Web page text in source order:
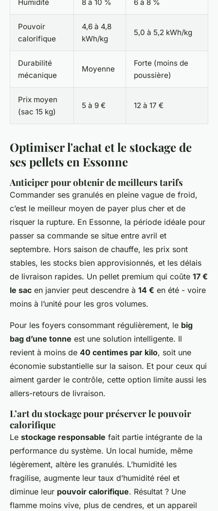
Humidité 8 à 10 % 6 à 8 %
Pouvoir
calorifique
4,6 à 4,8
kWh/kg
5,0 à 5,2 kWh/kg
Durabilité
mécanique
Moyenne
Forte (moins de
poussière)
Prix moyen
(sac 15 kg)
5 à 9 € 12 à 17 €
Optimiser l'achat et le stockage de
ses pellets en Essonne
Anticiper pour obtenir de meilleurs tarifs
Commander ses granulés en pleine vague de froid,
c’est le meilleur moyen de payer plus cher et de
risquer la rupture. En Essonne, la période idéale pour
passer sa commande se situe entre avril et
septembre. Hors saison de chauffe, les prix sont
stables, les stocks bien approvisionnés, et les délais
de livraison rapides. Un pellet premium qui coûte 17 €
le sac en janvier peut descendre à 14 € en été - voire
moins à l’unité pour les gros volumes.
Pour les foyers consommant régulièrement, le big
bag d’une tonne est une solution intelligente. Il
revient à moins de 40 centimes par kilo, soit une
économie substantielle sur la saison. Et pour ceux qui
aiment garder le contrôle, cette option limite aussi les
allers-retours de livraison.
L’art du stockage pour préserver le pouvoir
calorifique
Le stockage responsable fait partie intégrante de la
performance du système. Un local humide, même
légèrement, altère les granulés. L’humidité les
fragilise, augmente leur taux d’humidité réel et
diminue leur pouvoir calorifique. Résultat ? Une
flamme moins vive, plus de cendres, et un appareil